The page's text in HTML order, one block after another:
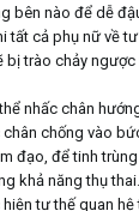
bên nào để dễ
tất cả phụ nữ về
bị trào chảy
nhấc chân
chống vào
đạo, để tinh
khả năng thụ thai.
tư thế quan hệ